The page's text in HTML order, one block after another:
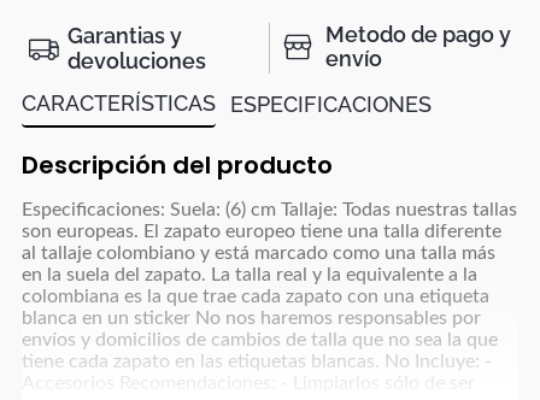
Garantias y
devoluciones
Metodo de pago y
envío
CARACTERÍSTICAS
ESPECIFICACIONES
Descripción del producto
Especificaciones: Suela: (6) cm Tallaje: Todas nuestras tallas
son europeas. El zapato europeo tiene una talla diferente
al tallaje colombiano y está marcado como una talla más
en la suela del zapato. La talla real y la equivalente a la
colombiana es la que trae cada zapato con una etiqueta
blanca en un sticker No nos haremos responsables por
envíos y domicilios de cambios de talla que no sea la que
tiene cada zapato en las etiquetas blancas. No Incluye: -
Accesorios Recomendaciones: - Limpiarlos sólo de ser